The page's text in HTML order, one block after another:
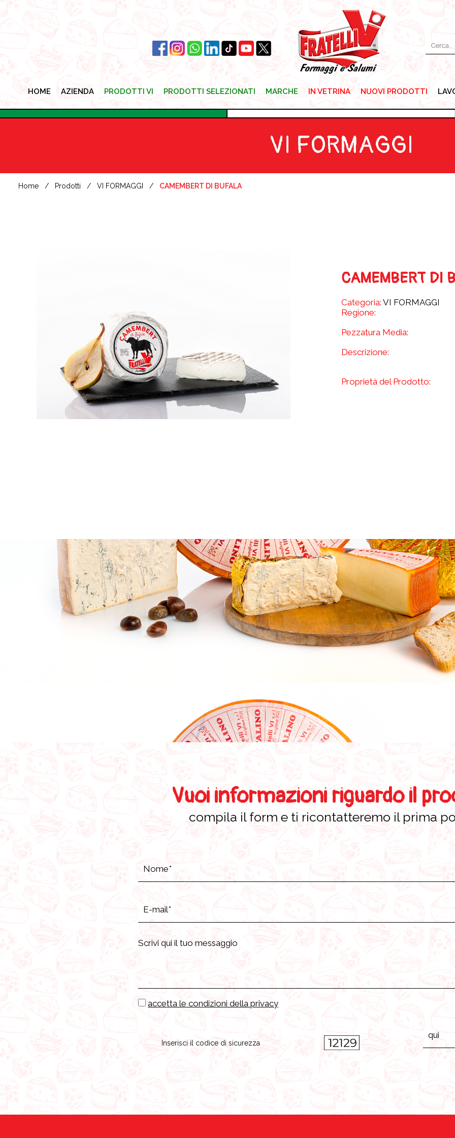
HOME AZIENDA PRODOTTI VI PRODOTTI SELEZIONATI MARCHE IN VETRINA NUOVI PRODOTTI
IN VETRINA NUOVI PRODOTTI
VI FORMAGGI
Home Prodotti VI FORMAGGI CAMEMBERT DI BUFALA
CAMEMBERT DI
Categoria: VI FORMAGGI
Regione:
Pezzatura Media:
Descrizione:
Proprietà del Prodotto:
Vuoi informazioni riguardo il
compila il form e ti ricontatteremo il prima
accetta le condizioni della privacy
Inserisci il codice di sicurezza